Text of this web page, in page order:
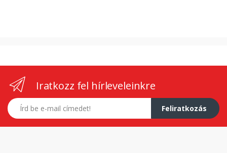
Iratkozz fel hírleveleinkre
E-mail címed
Feliratkozás